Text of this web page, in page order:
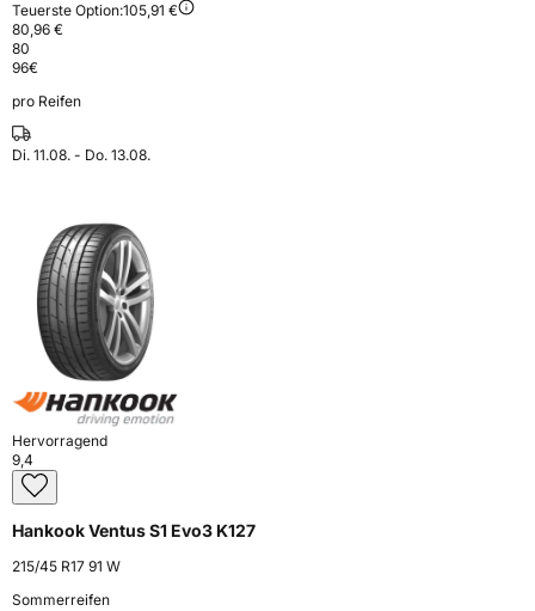
Teuerste Option:105,91 €
80,96 €
80
96€
pro Reifen
Di. 11.08. - Do. 13.08.
Hervorragend
9,4
Hankook Ventus S1 Evo3 K127
215/45 R17 91 W
Sommerreifen